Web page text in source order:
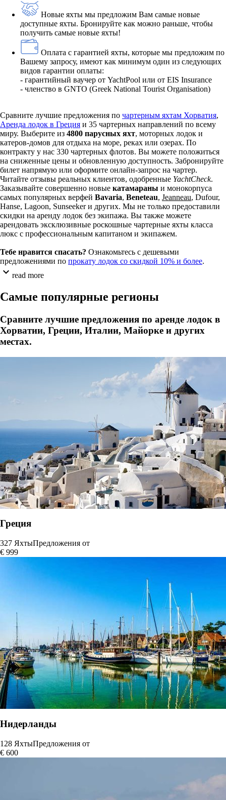
Новые яхты мы предложим Вам самые новые
доступные яхты. Бронируйте как можно раньше, чтобы
получить самые новые яхты!
Оплата с гарантией яхты, которые мы предложим по
Вашему запросу, имеют как минимум один из следующих
видов гарантии оплаты:
- гарантийный ваучер от YachtPool или от EIS Insurance
- членство в GNTO (Greek National Tourist Organisation)
Сравните лучшие предложения по чартерным яхтам Хорватия,
Аренда лодок в Греция и 35 чартерных направлений по всему
миру. Выберите из 4800 парусных яхт, моторных лодок и
катеров-домов для отдыха на море, реках или озерах. По
контракту у нас 330 чартерных флотов. Вы можете положиться
на сниженные цены и обновленную доступность. Забронируйте
билет напрямую или оформите онлайн-запрос на чартер.
Читайте отзывы реальных клиентов, одобренные YachtCheck.
Заказывайте совершенно новые катамараны и монокорпуса
самых популярных верфей Bavaria, Beneteau, Jeanneau, Dufour,
Hanse, Lagoon, Sunseeker и других. Мы не только предоставили
скидки на аренду лодок без экипажа. Вы также можете
арендовать эксклюзивные роскошные чартерные яхты класса
люкс с профессиональным капитаном и экипажем.
Тебе нравится спасать? Ознакомьтесь с дешевыми
предложениями по прокату лодок со скидкой 10% и более.
expand_more read more
Самые популярные регионы
Сравните лучшие предложения по аренде лодок в
Хорватии, Греции, Италии, Майорке и других
местах.
Греция
327 ЯхтыПредложения от
€ 999
Нидерланды
128 ЯхтыПредложения от
€ 600